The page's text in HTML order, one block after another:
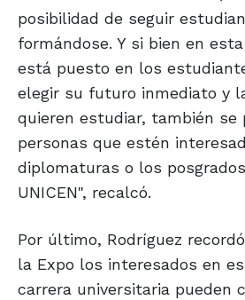
posibilidad de seguir
formándose. Y si bien en
está puesto en los
elegir su futuro inmediato y
quieren estudiar, también se
personas que estén
diplomaturas o los
UNICEN", recalcó.
Por último, Rodríguez
la Expo los interesados en
carrera universitaria pueden